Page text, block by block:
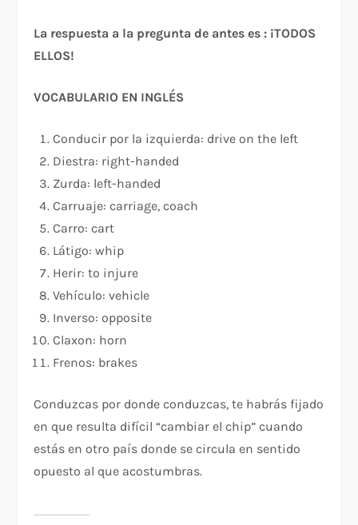
La respuesta a la pregunta de antes es : ¡TODOS
ELLOS!
VOCABULARIO EN INGLÉS
Conducir por la izquierda: drive on the left
Diestra: right-handed
Zurda: left-handed
Carruaje: carriage, coach
Carro: cart
Látigo: whip
Herir: to injure
Vehículo: vehicle
Inverso: opposite
Claxon: horn
Frenos: brakes
Conduzcas por donde conduzcas, te habrás fijado
en que resulta difícil “cambiar el chip” cuando
estás en otro país donde se circula en sentido
opuesto al que acostumbras.